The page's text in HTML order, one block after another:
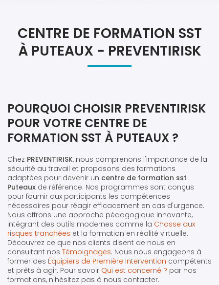
CENTRE DE FORMATION SST
À PUTEAUX - PREVENTIRISK
POURQUOI CHOISIR PREVENTIRISK
POUR VOTRE CENTRE DE
FORMATION SST À PUTEAUX ?
Chez PREVENTIRISK, nous comprenons l'importance de la
sécurité au travail et proposons des formations
adaptées pour devenir un centre de formation sst
Puteaux de référence. Nos programmes sont conçus
pour fournir aux participants les compétences
nécessaires pour réagir efficacement en cas d'urgence.
Nous offrons une approche pédagogique innovante,
intégrant des outils modernes comme la Chasse aux
risques tranchées et la formation en réalité virtuelle.
Découvrez ce que nos clients disent de nous en
consultant nos Témoignages. Nous nous engageons à
former des Équipiers de Première Intervention compétents
et prêts à agir. Pour savoir Qui est concerné ? par nos
formations, n'hésitez pas à nous contacter.